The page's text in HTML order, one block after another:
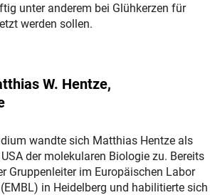
unter anderem bei Glühkerzen für
werden sollen.
W. Hentze,
wandte sich Matthias Hentze als
der molekularen Biologie zu. Bereits
Gruppenleiter im Europäischen Labor
in Heidelberg und habilitierte sich